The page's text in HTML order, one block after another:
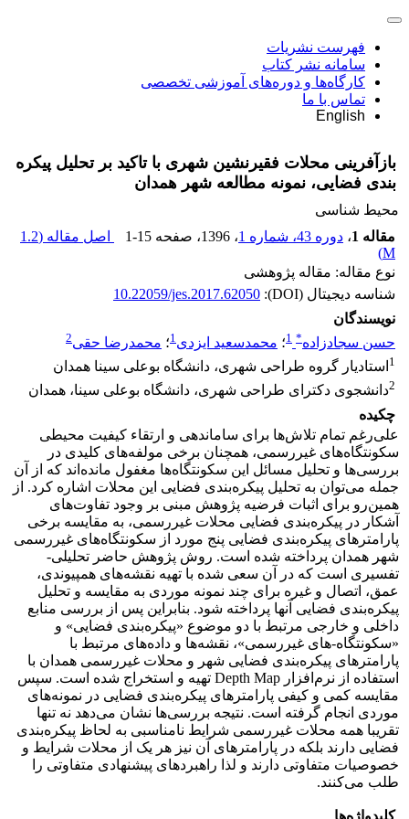
فهرست نشریات
سامانه نشر کتاب
کارگاه‌ها و دوره‌های آموزشی تخصصی
تماس با ما
English
بازآفرینی محلات فقیرنشین شهری با تاکید بر تحلیل پیکره
بندی فضایی، نمونه مطالعه شهر همدان
محیط شناسی
مقاله 1
، دوره 43، شماره 1 ، 1396 ، صفحه 1-15 اصل مقاله (1.2
M
)
نوع مقاله: مقاله پژوهشی
شناسه دیجیتال (DOI):
10.22059/jes.2017.62050
نویسندگان
حسن سجادزاده*
1؛ محمدسعید ایزدی1؛ محمدرضا حقی2
1 استادیار گروه طراحی شهری، دانشگاه بوعلی سینا همدان
2دانشجوی دکترای طراحی شهری، دانشگاه بوعلی سینا، همدان
چکیده
علی‌رغم تمام تلاش‌ها برای ساماندهی و ارتقاء کیفیت محیطی
سکونتگاه‌های غیررسمی، همچنان برخی مولفه‌های کلیدی در
بررسی‌ها و تحلیل مسائل این سکونتگاه‌ها مغفول مانده‌اند که از آن
جمله می‌توان به تحلیل پیکره‌بندی فضایی این محلات اشاره کرد. از
همین‌رو برای اثبات فرضیه پژوهش مبنی بر وجود تفاوت‌های
آشکار در پیکره‌بندی فضایی محلات غیررسمی، به مقایسه برخی
پارامترهای پیکره‌بندی فضایی پنج مورد از سکونتگاه‌های غیررسمی
شهر همدان پرداخته شده است. روش پژوهش حاضر تحلیلی-
تفسیری است که در آن سعی شده با تهیه نقشه‌های همپیوندی،
عمق، اتصال و غیره برای چند نمونه موردی به مقایسه و تحلیل
پیکره‌بندی فضایی آنها پرداخته شود. بنابراین پس از بررسی منابع
داخلی و خارجی مرتبط با دو موضوع «پیکره‌بندی فضایی» و
«سکونتگاه-های غیررسمی»، نقشه‌ها و داده‌های مرتبط با
پارامترهای پیکره‌بندی فضایی شهر و محلات غیررسمی همدان با
استفاده از نرم‌افزار Depth Map تهیه و استخراج شده است. سپس
مقایسه کمی و کیفی پارامترهای پیکره‌بندی فضایی در نمونه‌های
موردی انجام گرفته است. نتیجه بررسی‌ها نشان می‌دهد نه تنها
تقریبا همه محلات غیررسمی شرایط نامناسبی به لحاظ پیکره‌بندی
فضایی دارند بلکه در پارامترهای آن نیز هر یک از محلات شرایط و
خصوصیات متفاوتی دارند و لذا راهبردهای پیشنهادی متفاوتی را
طلب می‌کنند.
کلیدواژه‌ها